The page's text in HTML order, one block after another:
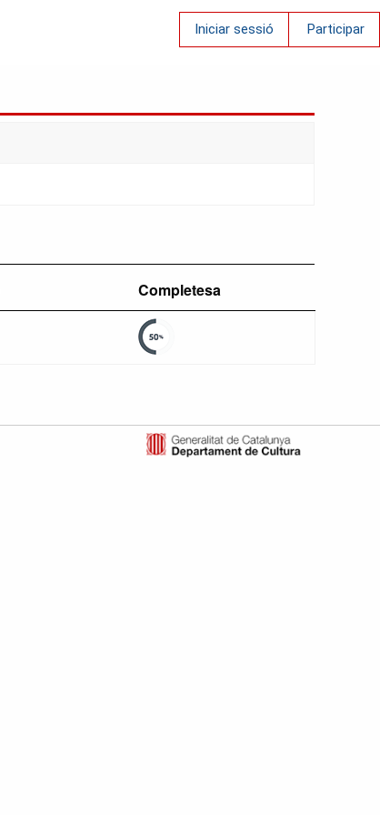
Iniciar sessió Participar
Completesa